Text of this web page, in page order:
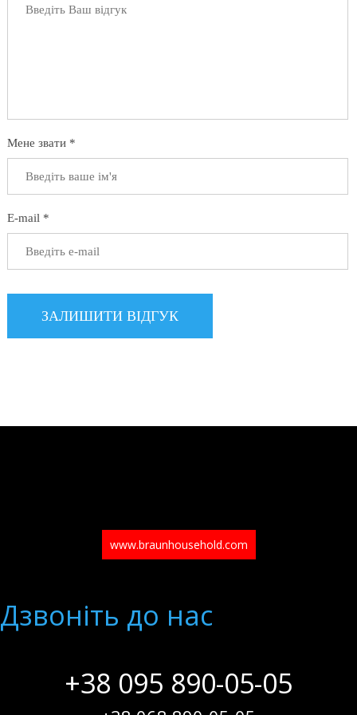
Мене звати *
E-mail *
www.braunhousehold.com
Дзвонiть до нас
+38 095 890-05-05